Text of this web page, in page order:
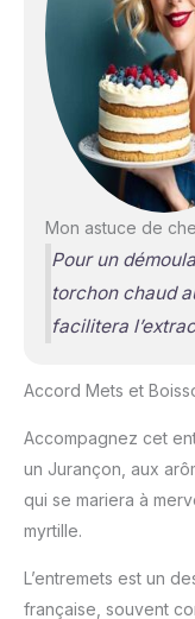
Mon astuce de
Pour un
torchon chaud
facilitera
Accord Mets et
Accompagnez cet
un Jurançon, aux
qui se mariera à
myrtille.
L’entremets est un
française, souvent